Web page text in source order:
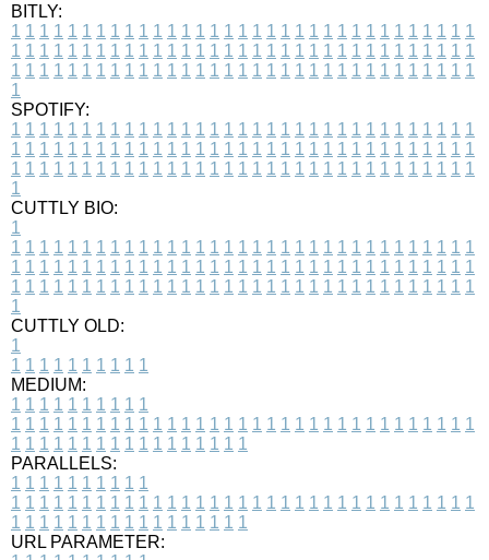
BITLY:
1 1 1 1 1 1 1 1 1 1 1 1 1 1 1 1 1 1 1 1 1 1 1 1 1 1 1 1 1 1 1 1 1
1 1 1 1 1 1 1 1 1 1 1 1 1 1 1 1 1 1 1 1 1 1 1 1 1 1 1 1 1 1 1 1 1
1 1 1 1 1 1 1 1 1 1 1 1 1 1 1 1 1 1 1 1 1 1 1 1 1 1 1 1 1 1 1 1 1
1
SPOTIFY:
1 1 1 1 1 1 1 1 1 1 1 1 1 1 1 1 1 1 1 1 1 1 1 1 1 1 1 1 1 1 1 1 1
1 1 1 1 1 1 1 1 1 1 1 1 1 1 1 1 1 1 1 1 1 1 1 1 1 1 1 1 1 1 1 1 1
1 1 1 1 1 1 1 1 1 1 1 1 1 1 1 1 1 1 1 1 1 1 1 1 1 1 1 1 1 1 1 1 1
1
CUTTLY BIO:
1
1 1 1 1 1 1 1 1 1 1 1 1 1 1 1 1 1 1 1 1 1 1 1 1 1 1 1 1 1 1 1 1 1
1 1 1 1 1 1 1 1 1 1 1 1 1 1 1 1 1 1 1 1 1 1 1 1 1 1 1 1 1 1 1 1 1
1 1 1 1 1 1 1 1 1 1 1 1 1 1 1 1 1 1 1 1 1 1 1 1 1 1 1 1 1 1 1 1 1
1
CUTTLY OLD:
1
1 1 1 1 1 1 1 1 1 1
MEDIUM:
1 1 1 1 1 1 1 1 1 1
1 1 1 1 1 1 1 1 1 1 1 1 1 1 1 1 1 1 1 1 1 1 1 1 1 1 1 1 1 1 1 1 1
1 1 1 1 1 1 1 1 1 1 1 1 1 1 1 1 1
PARALLELS:
1 1 1 1 1 1 1 1 1 1
1 1 1 1 1 1 1 1 1 1 1 1 1 1 1 1 1 1 1 1 1 1 1 1 1 1 1 1 1 1 1 1 1
1 1 1 1 1 1 1 1 1 1 1 1 1 1 1 1 1
URL PARAMETER: